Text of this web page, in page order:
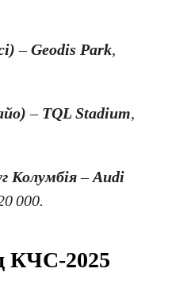
–Geodis Park,
– TQLStadium,
Колумбія–Audi
000.
КЧС-2025